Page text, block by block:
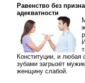
Равенство без
адекватности
Конституции, и любая
зубами загрызёт
женщину слабой.